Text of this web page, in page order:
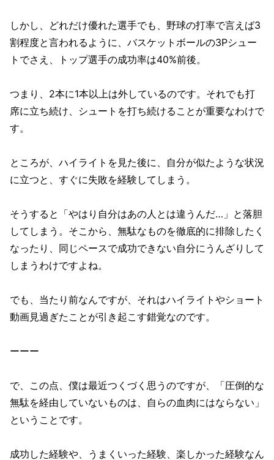
しかし、どれだけ優れた選手でも、野球の打率で言えば3
割程度と言われるように、バスケットボールの3Pシュー
トでさえ、トップ選手の成功率は40%前後。
つまり、2本に1本以上は外しているのです。それでも打
席に立ち続け、シュートを打ち続けることが重要なわけで
す。
ところが、ハイライトを見た後に、自分が似たような状況
に立つと、すぐに失敗を経験してしまう。
そうすると「やはり自分はあの人とは違うんだ…」と落胆
してしまう。そこから、無駄なものを徹底的に排除したく
なったり、同じペースで成功できない自分にうんざりして
しまうわけですよね。
でも、当たり前なんですが、それはハイライトやショート
動画見過ぎたことが引き起こす錯覚なのです。
ーーー
で、この点、僕は最近つくづく思うのですが、「圧倒的な
無駄を経由していないものは、自らの血肉にはならない」
ということです。
成功した経験や、うまくいった経験、楽しかった経験なん